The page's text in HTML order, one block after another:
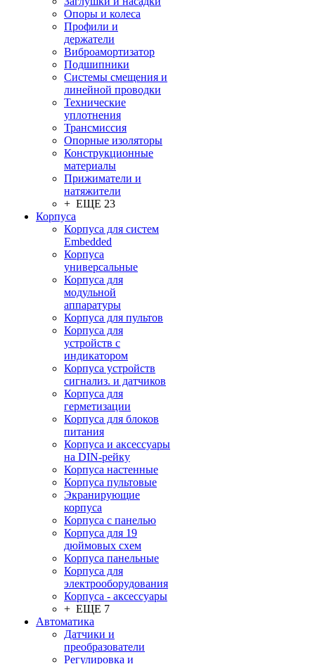
Опоры и колеса
Профили и
держатели
Виброамортизатор
Подшипники
Системы смещения и
линейной проводки
Технические
уплотнения
Трансмиссия
Опорные изоляторы
Конструкционные
материалы
Прижиматели и
натяжители
+ ЕЩЕ 23
Корпуса
Корпуса для систем
Embedded
Корпуса
универсальные
Корпуса для
модульной
аппаратуры
Корпуса для пультов
Корпуса для
устройств с
индикатором
Корпуса устройств
сигнализ. и датчиков
Корпуса для
герметизации
Корпуса для блоков
питания
Корпуса и аксессуары
на DIN-рейку
Корпуса настенные
Корпуса пультовые
Экранирующие
корпуса
Корпуса с панелью
Корпуса для 19
дюймовых схем
Корпуса панельные
Корпуса для
электрооборудования
Корпуса - аксессуары
+ ЕЩЕ 7
Автоматика
Датчики и
преобразователи
Регулировка и